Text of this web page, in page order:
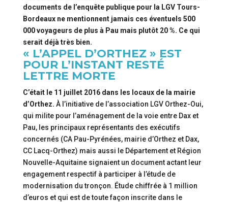
documents de l’enquête publique pour la LGV Tours-
Bordeaux ne mentionnent jamais ces éventuels 500
000 voyageurs de plus à Pau mais plutôt 20 %. Ce qui
serait déjà très bien.
« L’APPEL D’ORTHEZ » EST
POUR L’INSTANT RESTÉ
LETTRE MORTE
C’était le 11 juillet 2016 dans les locaux de la mairie
d’Orthez. À l’initiative de l’association LGV Orthez-Oui,
qui milite pour l’aménagement de la voie entre Dax et
Pau, les principaux représentants des exécutifs
concernés (CA Pau-Pyrénées, mairie d’Orthez et Dax,
CC Lacq-Orthez) mais aussi le Département et Région
Nouvelle-Aquitaine signaient un document actant leur
engagement respectif à participer à l’étude de
modernisation du tronçon. Étude chiffrée à 1 million
d’euros et qui est de toute façon inscrite dans le